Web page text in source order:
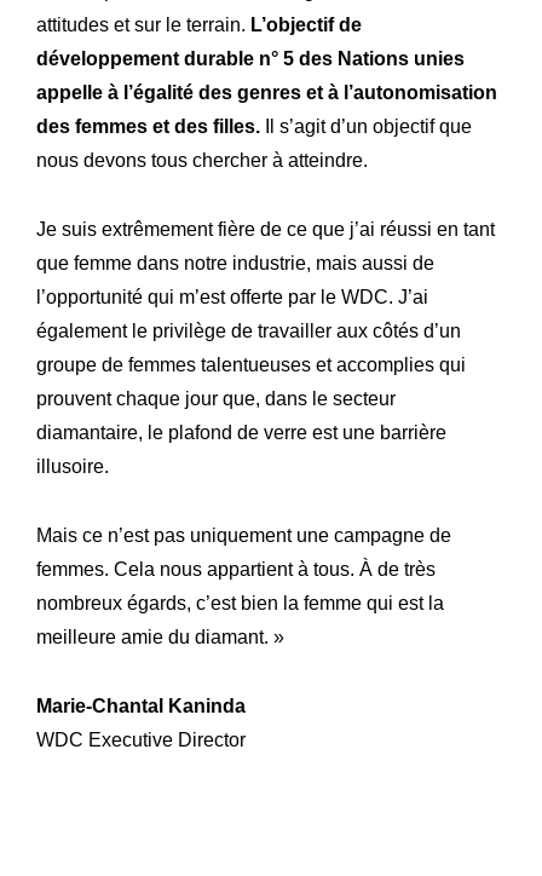
attitudes et sur le terrain. L’objectif de
développement durable n° 5 des Nations unies
appelle à l’égalité des genres et à l’autonomisation
des femmes et des filles. Il s’agit d’un objectif que
nous devons tous chercher à atteindre.
Je suis extrêmement fière de ce que j’ai réussi en tant
que femme dans notre industrie, mais aussi de
l’opportunité qui m’est offerte par le WDC. J’ai
également le privilège de travailler aux côtés d’un
groupe de femmes talentueuses et accomplies qui
prouvent chaque jour que, dans le secteur
diamantaire, le plafond de verre est une barrière
illusoire.
Mais ce n’est pas uniquement une campagne de
femmes. Cela nous appartient à tous. À de très
nombreux égards, c’est bien la femme qui est la
meilleure amie du diamant. »
Marie-Chantal Kaninda
WDC Executive Director